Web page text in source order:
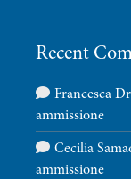
Recent
Francesca
ammissione
Cecilia
ammissione